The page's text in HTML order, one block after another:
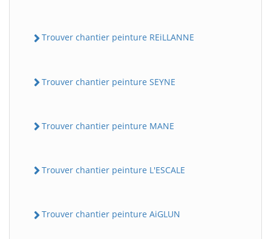
Trouver chantier peinture REiLLANNE
Trouver chantier peinture SEYNE
Trouver chantier peinture MANE
Trouver chantier peinture L'ESCALE
Trouver chantier peinture AiGLUN